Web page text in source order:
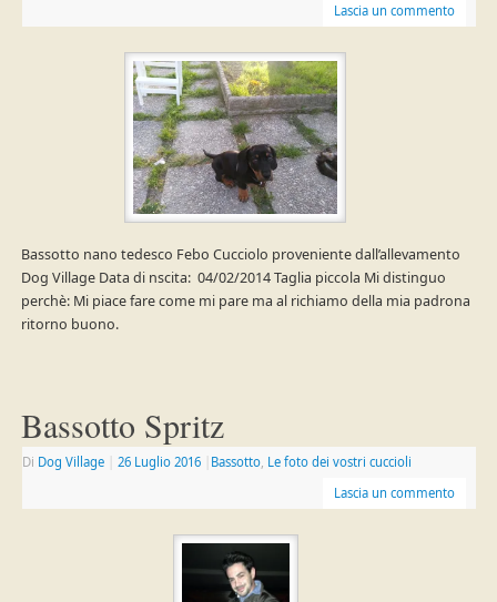
Lascia un commento
Bassotto nano tedesco Febo Cucciolo proveniente dall’allevamento
Dog Village Data di nscita: 04/02/2014 Taglia piccola Mi distinguo
perchè: Mi piace fare come mi pare ma al richiamo della mia padrona
ritorno buono.
Bassotto Spritz
Di Dog Village 26 Luglio 2016 Bassotto, Le foto dei vostri cuccioli
Lascia un commento